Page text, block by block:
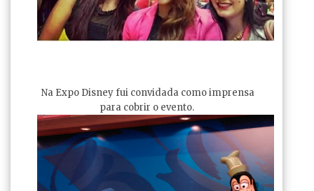
Na Expo Disney fui convidada como imprensa
para cobrir o evento.